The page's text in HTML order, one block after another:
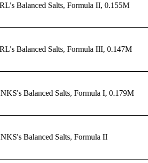
Balanced Salts, Formula II, 0.155M
Balanced Salts, Formula III, 0.147M
Balanced Salts, Formula I, 0.179M
Balanced Salts, Formula II